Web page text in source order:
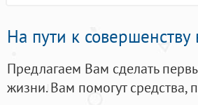
На пути к совершенству
Предлагаем Вам сделать
жизни. Вам помогут